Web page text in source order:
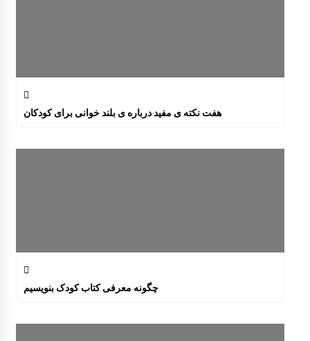
هفت نکته ی مفید درباره ی بلند خوانی برای کودکان
چگونه معرفی کتاب کودک بنویسیم